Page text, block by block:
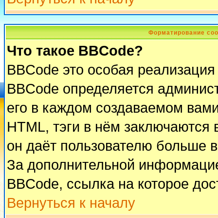
Форматирование
Что такое BBCode?
BBCode это особая
BBCode определяется
его в каждом создаваемом
HTML, тэги в нём заключаются
он даёт пользователю больше
За дополнительной
BBCode, ссылка на которое
Вернуться к началу